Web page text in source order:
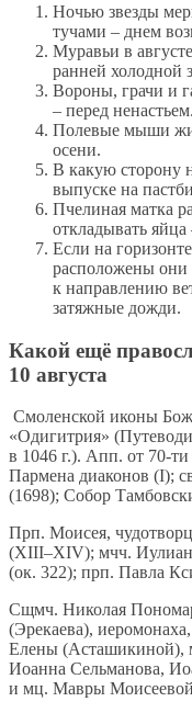
Ночью звезды
тучами – днем
Муравьи в
ранней холодной
Вороны, грачи и
– перед ненастьем.
Полевые мыши
осени.
В какую сторону
выпуске на
Пчелиная матка
откладывать
Если на
расположены они
к направлению
затяжные дожди.
Какой ещё
10 августа
Смоленской иконы
«Одигитрия»
в 1046 г.). Апп. от 70-
Пармена диаконов (I);
(1698); Собор
Прп. Моисея,
(XIII–XIV); мчч.
(ок. 322); прп. Павла
Сщмч. Николая
(Эрекаева),
Елены (Асташикиной),
Иоанна Сельманова,
и мц. Мавры